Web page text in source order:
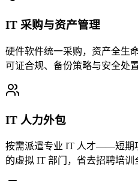
IT 采购与资产管理
硬件软件统一采购，资产全
可证合规、备份策略与安全处置
IT 人力外包
按需派遣专业 IT 人才——短期
的虚拟 IT 部门，省去招聘培训